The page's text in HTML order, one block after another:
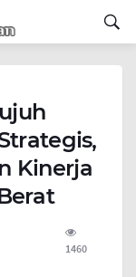
Kinerja
1460